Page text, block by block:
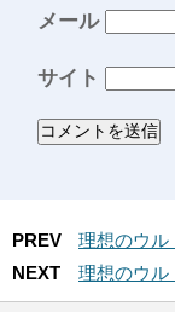
メール
サイト
PREV
理想のウル
NEXT
理想のウル